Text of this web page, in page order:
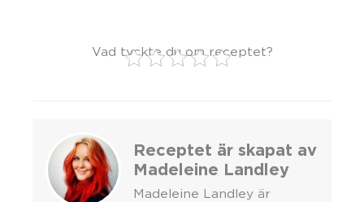
Vad tyckte du om receptet?
Receptet är skapat av
Madeleine Landley
Madeleine Landley är